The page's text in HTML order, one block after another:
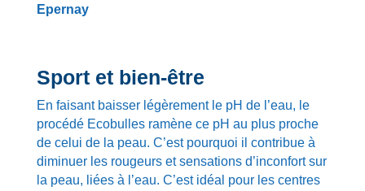
Epernay
Sport et bien-être
En faisant baisser légèrement le pH de l’eau, le
procédé Ecobulles ramène ce pH au plus proche
de celui de la peau. C’est pourquoi il contribue à
diminuer les rougeurs et sensations d’inconfort sur
la peau, liées à l’eau. C’est idéal pour les centres